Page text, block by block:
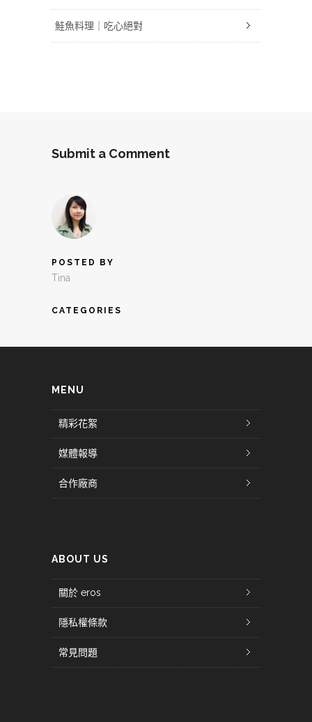
鮭魚料理｜吃心絕對
Submit a Comment
POSTED BY
Tina
CATEGORIES
MENU
精彩花絮
媒體報導
合作廠商
ABOUT US
關於 eros
隱私權條款
常見問題